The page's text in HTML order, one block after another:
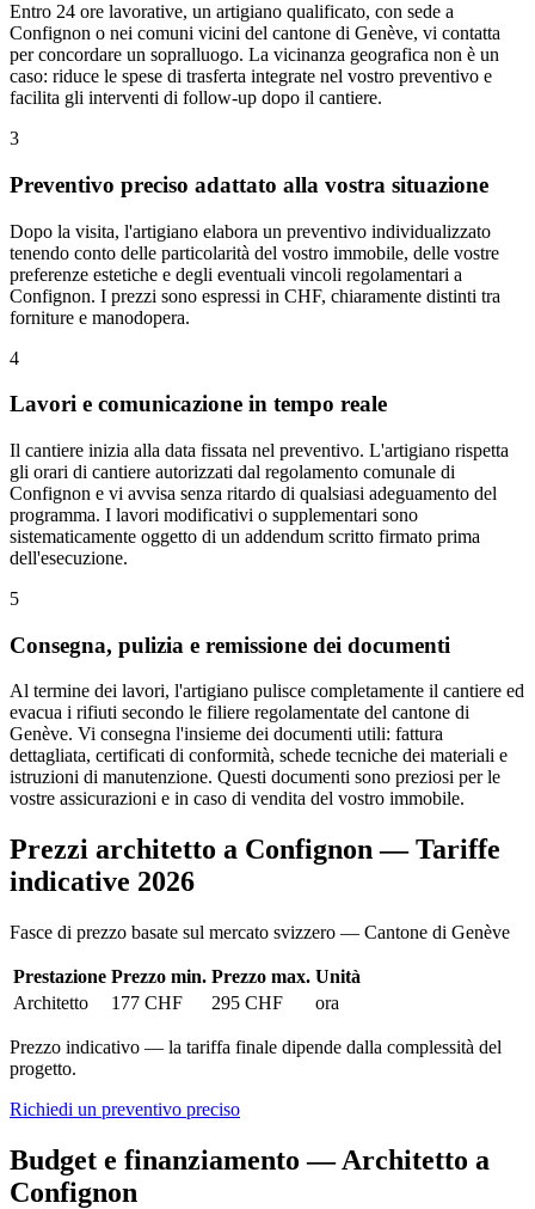
Entro 24 ore lavorative, un artigiano qualificato, con sede a
Confignon o nei comuni vicini del cantone di Genève, vi contatta
per concordare un sopralluogo. La vicinanza geografica non è un
caso: riduce le spese di trasferta integrate nel vostro preventivo e
facilita gli interventi di follow-up dopo il cantiere.
3
Preventivo preciso adattato alla vostra situazione
Dopo la visita, l'artigiano elabora un preventivo individualizzato
tenendo conto delle particolarità del vostro immobile, delle vostre
preferenze estetiche e degli eventuali vincoli regolamentari a
Confignon. I prezzi sono espressi in CHF, chiaramente distinti tra
forniture e manodopera.
4
Lavori e comunicazione in tempo reale
Il cantiere inizia alla data fissata nel preventivo. L'artigiano rispetta
gli orari di cantiere autorizzati dal regolamento comunale di
Confignon e vi avvisa senza ritardo di qualsiasi adeguamento del
programma. I lavori modificativi o supplementari sono
sistematicamente oggetto di un addendum scritto firmato prima
dell'esecuzione.
5
Consegna, pulizia e remissione dei documenti
Al termine dei lavori, l'artigiano pulisce completamente il cantiere ed
evacua i rifiuti secondo le filiere regolamentate del cantone di
Genève. Vi consegna l'insieme dei documenti utili: fattura
dettagliata, certificati di conformità, schede tecniche dei materiali e
istruzioni di manutenzione. Questi documenti sono preziosi per le
vostre assicurazioni e in caso di vendita del vostro immobile.
Prezzi architetto a Confignon — Tariffe
indicative 2026
Fasce di prezzo basate sul mercato svizzero — Cantone di Genève
Prestazione Prezzo min. Prezzo max. Unità
Architetto
177 CHF 295 CHF ora
Prezzo indicativo — la tariffa finale dipende dalla complessità del
progetto.
Richiedi un preventivo preciso
Budget e finanziamento — Architetto a
Confignon